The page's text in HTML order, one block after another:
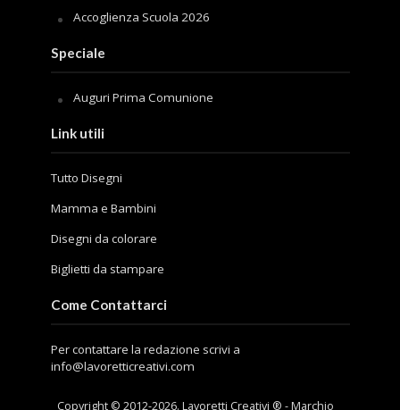
Accoglienza Scuola 2026
Speciale
Auguri Prima Comunione
Link utili
Tutto Disegni
Mamma e Bambini
Disegni da colorare
Biglietti da stampare
Come Contattarci
Per contattare la redazione scrivi a
info@lavoretticreativi.com
Copyright © 2012-2026. Lavoretti Creativi ® - Marchio